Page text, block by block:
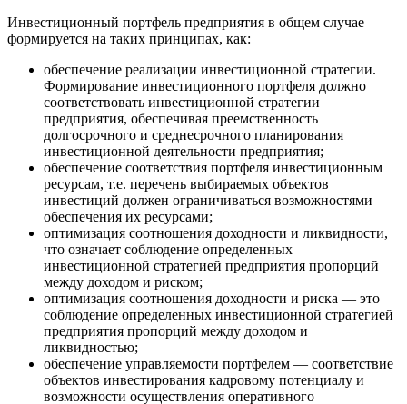
Инвестиционный портфель предприятия в общем случае
формируется на таких принципах, как:
обеспечение реализации инвестиционной стратегии.
Формирование инвестиционного портфеля должно
соответствовать инвестиционной стратегии
предприятия, обеспечивая преемственность
долгосрочного и среднесрочного планирования
инвестиционной деятельности предприятия;
обеспечение соответствия портфеля инвестиционным
ресурсам, т.е. перечень выбираемых объектов
инвестиций должен ограничиваться возможностями
обеспечения их ресурсами;
оптимизация соотношения доходности и ликвидности,
что означает соблюдение определенных
инвестиционной стратегией предприятия пропорций
между доходом и риском;
оптимизация соотношения доходности и риска — это
соблюдение определенных инвестиционной стратегией
предприятия пропорций между доходом и
ликвидностью;
обеспечение управляемости портфелем — соответствие
объектов инвестирования кадровому потенциалу и
возможности осуществления оперативного